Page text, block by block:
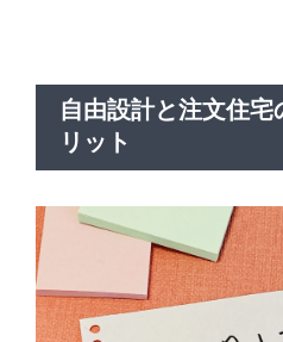
自由設計と注文住宅
リット